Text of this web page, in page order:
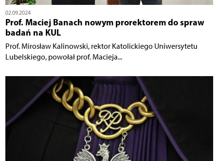
02.09.2024
Prof. Maciej Banach nowym prorektorem do spraw
badań na KUL
Prof. Mirosław Kalinowski, rektor Katolickiego Uniwersytetu
Lubelskiego, powołał prof. Macieja...